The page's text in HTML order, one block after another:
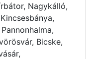
Nagykálló,
Bicske,